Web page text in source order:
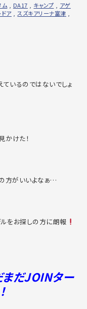
ム DA17 キャンプ
アゲ
ドア, スズキアリーナ富津
いるのではないでしょ
かけた！
方がいいよなぁ…
ルをお探しの方に朗報
まだJOINター